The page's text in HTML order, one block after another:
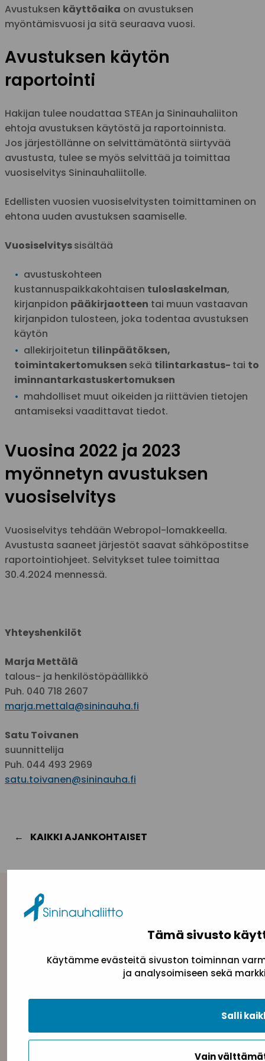
Tämä sivusto
Käytämme evästeitä sivuston toiminnan
ja analysoimiseen sekä
Vain
Salli
Avustuksen käyttöaika on avustuksen
myöntämisvuosi ja sitä seuraava vuosi.
Avustuksen käytön
raportointi
Hakijan tulee noudattaa STEAn ja Sininauhaliiton
ehtoja avustuksen käytöstä ja raportoinnista.
Jos järjestöllänne on selvittämätöntä siirtyvää
avustusta, tulee se myös selvittää ja toimittaa
vuosiselvitys Sininauhaliitolle.
Edellisten vuosien vuosiselvitysten toimittaminen on
ehtona uuden avustuksen saamiselle.
Vuosiselvityssisältää
avustuskohteen
kustannuspaikkakohtaisen tuloslaskelman,
kirjanpidon pääkirjaotteen tai muun vastaavan
kirjanpidon tulosteen, joka todentaa avustuksen
käytön
allekirjoitetun tilinpäätöksen,
toimintakertomuksen sekä tilintarkastus- tai to
iminnantarkastuskertomuksen
mahdolliset muut oikeiden ja riittävien tietojen
antamiseksi vaadittavat tiedot.
Vuosina 2022 ja 2023
myönnetyn avustuksen
vuosiselvitys
Vuosiselvitys tehdään Webropol-lomakkeella.
Avustusta saaneet järjestöt saavat sähköpostitse
raportointiohjeet. Selvitykset tulee toimittaa
30.4.2024 mennessä.
Yhteyshenkilöt
Marja Mettälä
talous- ja henkilöstöpäällikkö
Puh. 040 718 2607
marja.mettala@sininauha.fi
Satu Toivanen
suunnittelija
Puh. 044 493 2969
satu.toivanen@sininauha.fi
KAIKKI AJANKOHTAISET
Yhteystiedot
Sininauhaliitto (Y-tunnus: 0217042–5)
toimisto@sininauha.fi